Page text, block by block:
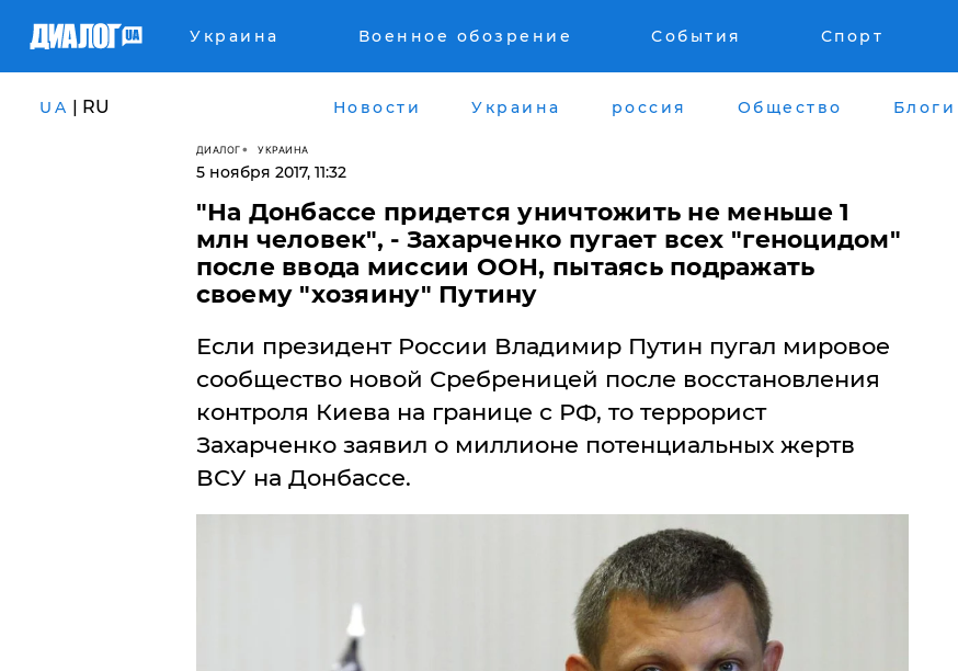
Украина Военное обозрение События Спорт
UA | RU Новости Украина россия Общество Блоги
ДИАЛОГ УКРАИНА
5 ноября 2017, 11:32
"На Донбассе придется уничтожить не меньше 1
млн человек", - Захарченко пугает всех "геноцидом"
после ввода миссии ООН, пытаясь подражать
своему "хозяину" Путину
Если президент России Владимир Путин пугал мировое
сообщество новой Сребреницей после восстановления
контроля Киева на границе с РФ, то террорист
Захарченко заявил о миллионе потенциальных жертв
ВСУ на Донбассе.